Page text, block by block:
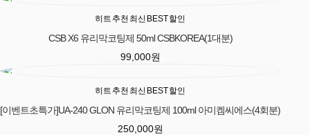
히트 추천 최신 BEST할인
CSB X6 유리막코팅제 50ml CSBKOREA(1대분)
99,000원
히트 추천 최신 BEST할인
[이벤트초특가]UA-240 GLON 유리막코팅제 100ml 아미켐씨에스(4회분)
250,000원